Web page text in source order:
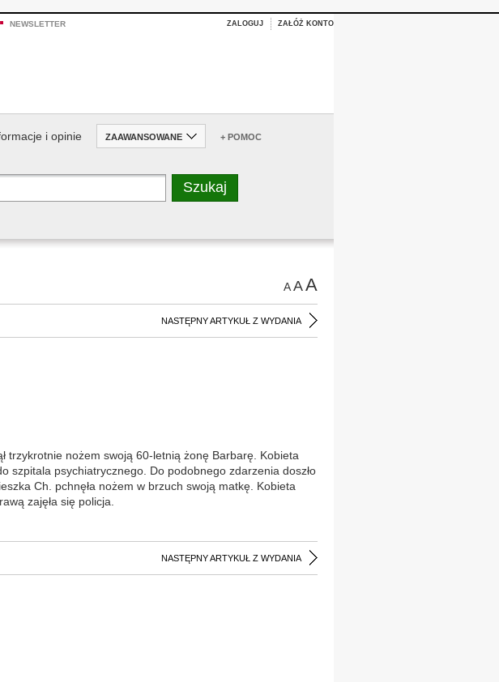
NEWSLETTER ZALOGUJ ZAŁÓŻ KONTO
i opinie ZAAWANSOWANE + POMOC
AAA
NASTĘPNY ARTYKUŁ Z WYDANIA
trzykrotnie nożem swoją 60-letnią żonę Barbarę. Kobieta
szpitala psychiatrycznego. Do podobnego zdarzenia doszło
Ch. pchnęła nożem w brzuch swoją matkę. Kobieta
zajęła się policja.
NASTĘPNY ARTYKUŁ Z WYDANIA